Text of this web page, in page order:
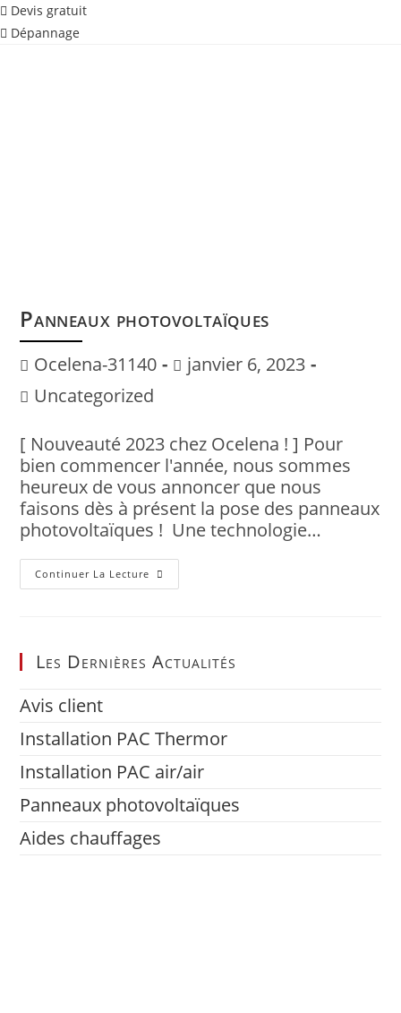
Devis gratuit
Dépannage
Panneaux photovoltaïques
Auteur/autrice
la
Ocelena-31140
Publication
publiée :
janvier 6, 2023
PostUncategorized
[ Nouveauté 2023 chez Ocelena ! ] Pour
bien commencer l'année, nous sommes
heureux de vous annoncer que nous
faisons dès à présent la pose des panneaux
photovoltaïques ! Une technologie…
Continuer La Lecture Panneaux
Photovoltaïques
Les Dernières Actualités
Avis client
Installation PAC Thermor
Installation PAC air/air
Panneaux photovoltaïques
Aides chauffages